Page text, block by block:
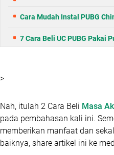
Cara Mudah Instal PUBG
7 Cara Beli UC PUBG Pakai
>
Nah, itulah 2 Cara Beli Masa
pada pembahasan kali ini.
memberikan manfaat dan
baiknya, share artikel ini ke